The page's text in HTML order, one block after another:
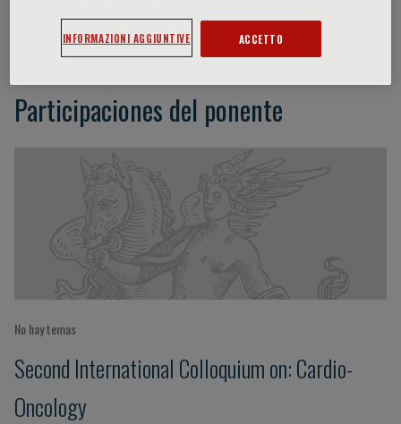
Daniela Maria Cardinale
Participaciones del ponente
No hay temas
Second International Colloquium on: Cardio-
Oncology
INFORMAZIONI AGGIUNTIVE ACCETTO